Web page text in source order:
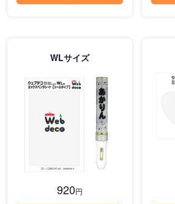
WLサイズ
920円